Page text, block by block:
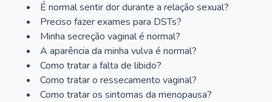
É normal sentir dor durante a relação sexual?
Preciso fazer exames para DSTs?
Minha secreção vaginal é normal?
A aparência da minha vulva é normal?
Como tratar a falta de libido?
Como tratar o ressecamento vaginal?
Como tratar os sintomas da menopausa?